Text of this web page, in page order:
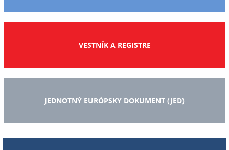
VESTNÍK A REGISTRE
JEDNOTNÝ EURÓPSKY DOKUMENT (JED)